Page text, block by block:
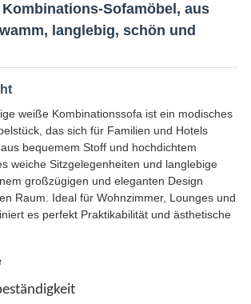
Sofamöbel, aus
langlebig, schön und
weiße Kombinationssofa ist ein modisches
das sich für Familien und Hotels
bequemem Stoff und hochdichtem
weiche Sitzgelegenheiten und langlebige
großzügigen und eleganten Design
Raum. Ideal für Wohnzimmer, Lounges und
es perfekt Praktikabilität und ästhetische